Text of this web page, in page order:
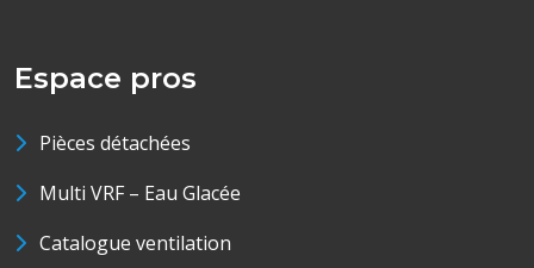
Espace pros
Pièces détachées
Multi VRF – Eau Glacée
Catalogue ventilation